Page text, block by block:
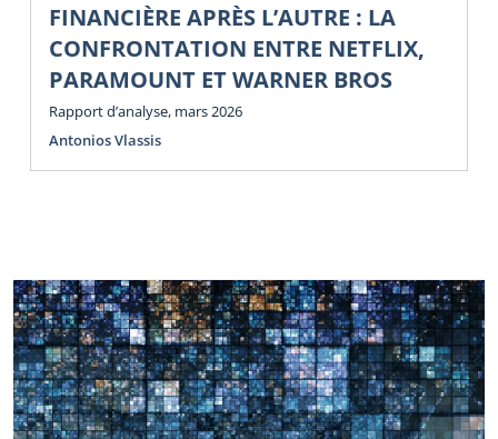
FINANCIÈRE APRÈS L’AUTRE : LA
CONFRONTATION ENTRE NETFLIX,
PARAMOUNT ET WARNER BROS
Rapport d’analyse, mars 2026
Antonios Vlassis